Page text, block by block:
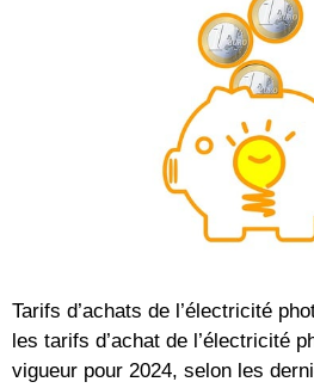
Tarifs d’achats de l’électricité
les tarifs d’achat de l’électricité
vigueur pour 2024, selon les